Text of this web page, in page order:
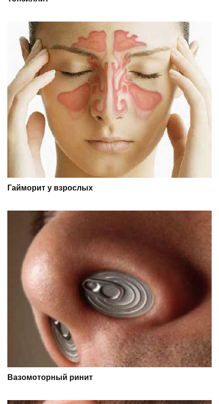
Гайморит у взрослых
Вазомоторный ринит